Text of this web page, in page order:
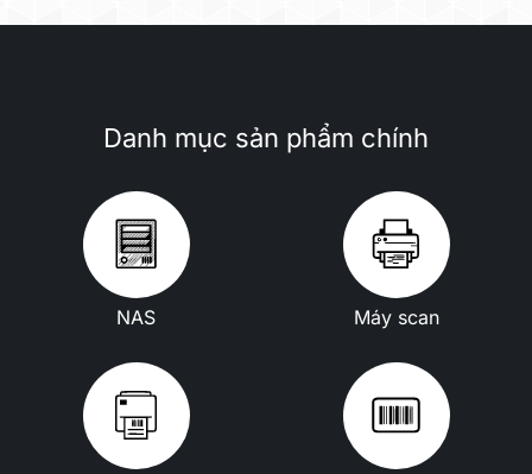
Danh mục sản phẩm chính
NAS Máy scan